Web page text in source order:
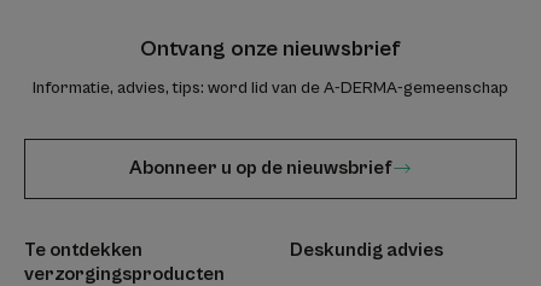
Ontvang onze nieuwsbrief
Informatie, advies, tips: word lid van de A-DERMA-gemeenschap
Abonneer u op de nieuwsbrief
Te ontdekken
verzorgingsproducten
Deskundig advies